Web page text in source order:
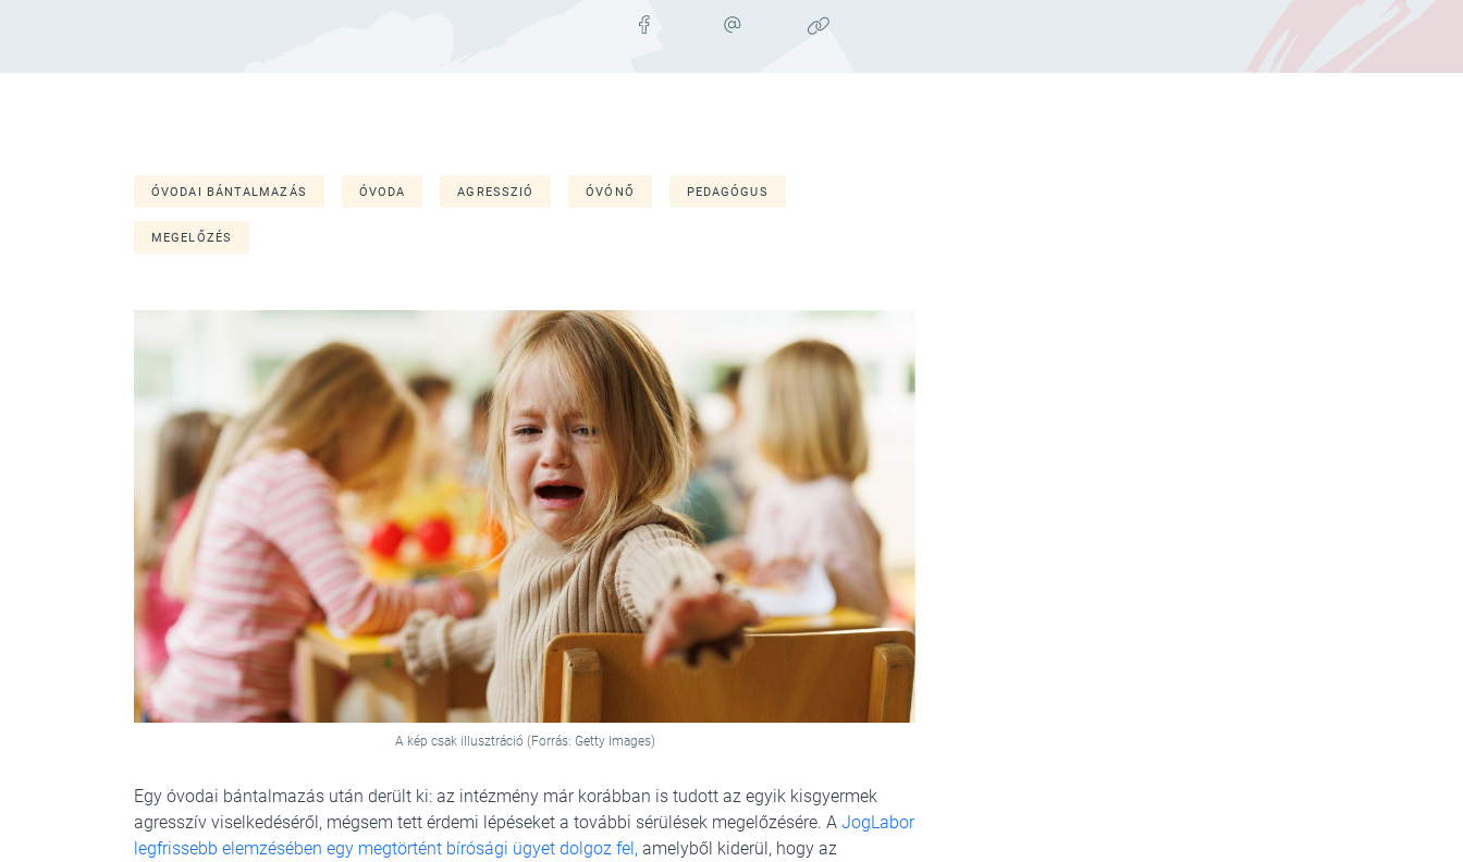
ÓVODAI BÁNTALMAZÁS ÓVODA AGRESSZIÓ ÓVÓNŐ PEDAGÓGUS
MEGELŐZÉS
A kép csak illusztráció (Forrás: Getty Images)
Egy óvodai bántalmazás után derült ki: az intézmény már korábban is tudott az egyik kisgyermek
agresszív viselkedéséről, mégsem tett érdemi lépéseket a további sérülések megelőzésére. A JogLabor
legfrissebb elemzésében egy megtörtént bírósági ügyet dolgoz fel, amelyből kiderül, hogy az